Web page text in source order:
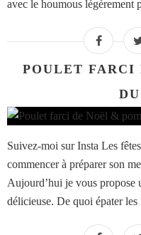
avec le houmous légèrement
POULET FARCI
Suivez-moi sur Insta Les
commencer à préparer son
Aujourd’hui je vous propose
délicieuse. De quoi épater les